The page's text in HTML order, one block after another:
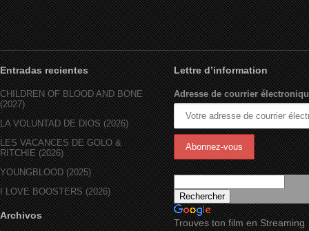
Entradas recientes
CHILDREN OF BLOOD AND BONE
(2027)
LA VOLUNTAD DE DIOS (2026)
LES VACANCES DE GOLO &
RITCHIE (2026)
YOUNGBLOOD (2025)
I LOVE BOOSTERS (2026)
Archivos
Lettre d’information
Adresse de courrier
Trouves ton film en Streaming